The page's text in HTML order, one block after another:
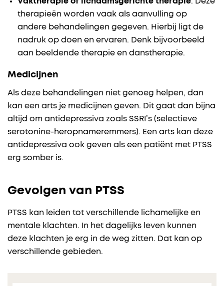
therapieën worden vaak als aanvulling op
andere behandelingen gegeven. Hierbij ligt de
nadruk op doen en ervaren. Denk bijvoorbeeld
aan beeldende therapie en danstherapie.
Medicijnen
Als deze behandelingen niet genoeg helpen, dan
kan een arts je medicijnen geven. Dit gaat dan bijna
altijd om antidepressiva zoals SSRI’s (selectieve
serotonine-heropnameremmers). Een arts kan deze
antidepressiva ook geven als een patiënt met PTSS
erg somber is.
Gevolgen van PTSS
PTSS kan leiden tot verschillende lichamelijke en
mentale klachten. In het dagelijks leven kunnen
deze klachten je erg in de weg zitten. Dat kan op
verschillende gebieden.